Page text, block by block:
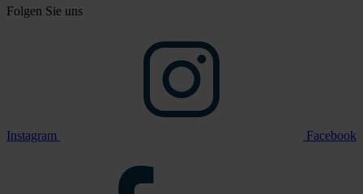
Folgen Sie uns
Instagram Facebook